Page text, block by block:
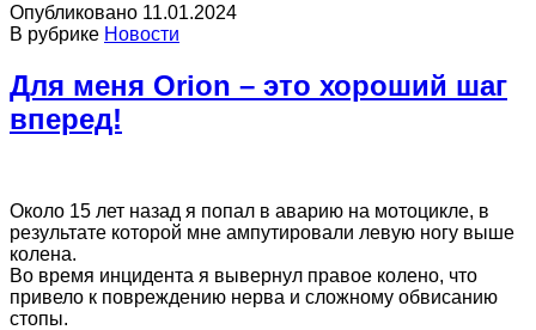
Опубликовано 11.01.2024
В рубрике Новости
Для меня Orion – это хороший шаг
вперед!
Около 15 лет назад я попал в аварию на мотоцикле, в
результате которой мне ампутировали левую ногу выше
колена.
Во время инцидента я вывернул правое колено, что
привело к повреждению нерва и сложному обвисанию
стопы.